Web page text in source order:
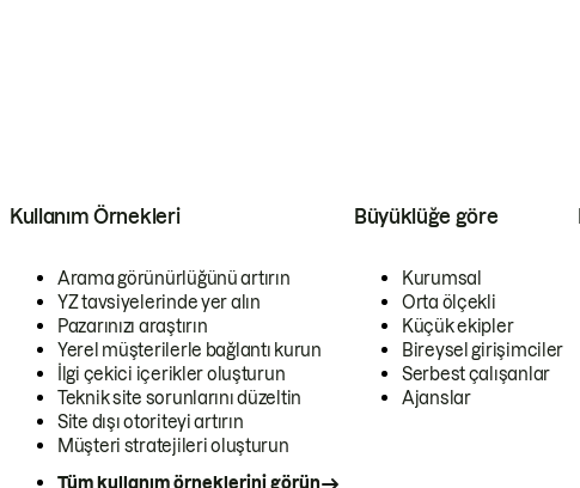
Kullanım Örnekleri
Arama görünürlüğünü artırın
YZ tavsiyelerinde yer alın
Pazarınızı araştırın
Yerel müşterilerle bağlantı kurun
İlgi çekici içerikler oluşturun
Teknik site sorunlarını düzeltin
Site dışı otoriteyi artırın
Müşteri stratejileri oluşturun
Tüm kullanım örneklerini görün
Büyüklüğe göre
Kurumsal
Orta ölçekli
Küçük ekipler
Bireysel girişimciler
Serbest çalışanlar
Ajanslar